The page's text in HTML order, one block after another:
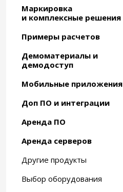
Маркировка
и комплексные решения
Примеры расчетов
Демоматериалы и
демодоступ
Мобильные приложения
Доп ПО и интеграции
Аренда ПО
Аренда серверов
Другие продукты
Выбор оборудования